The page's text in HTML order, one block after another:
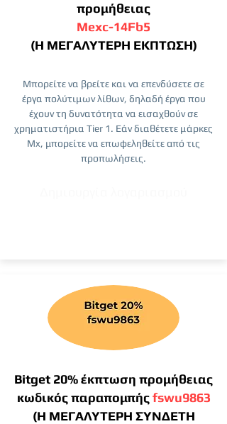
προμήθειας
Mexc-14Fb5
(Η ΜΕΓΑΛΥΤΕΡΗ ΕΚΠΤΩΣΗ)
Μπορείτε να βρείτε και να επενδύσετε σε
έργα πολύτιμων λίθων, δηλαδή έργα που
έχουν τη δυνατότητα να εισαχθούν σε
χρηματιστήρια Tier 1. Εάν διαθέτετε μάρκες
Mx, μπορείτε να επωφεληθείτε από τις
προπωλήσεις.
Bitget 20% έκπτωση προμήθειας
κωδικός παραπομπήςfswu9863
(Η ΜΕΓΑΛΥΤΕΡΗ ΣΥΝΔΕΤΗ